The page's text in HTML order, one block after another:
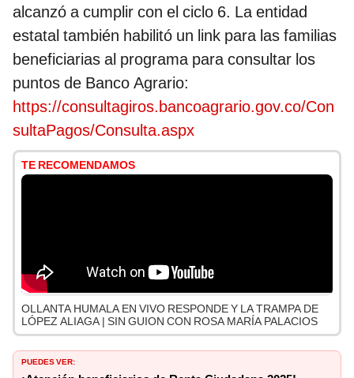
alcanzó a cumplir con el ciclo 6. La entidad
estatal también habilitó un link para las familias
beneficiarias al programa para consultar los
puntos de Banco Agrario:
https://consultagiros.bancoagrario.gov.co/Con
sultaPagos/Consulta.aspx
TE RECOMENDAMOS
OLLANTA HUMALA EN VIVO RESPONDE Y LA TRAMPA DE
LÓPEZ ALIAGA | SIN GUION CON ROSA MARÍA PALACIOS
PUEDES VER: